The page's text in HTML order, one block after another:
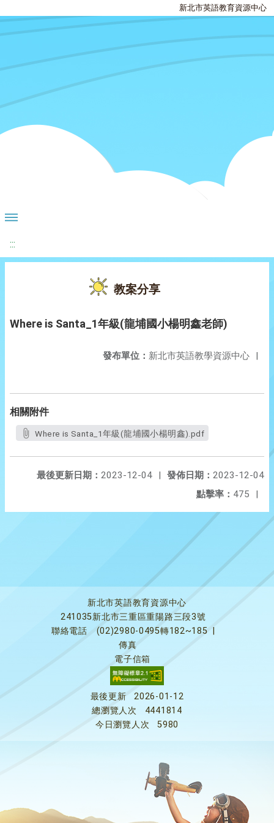
新北市英語教育資源中心
:::
教案分享
Where is Santa_1年級(龍埔國小楊明鑫老師)
發布單位： 新北市英語教學資源中心 |
相關附件
Where is Santa_1年級(龍埔國小楊明鑫).pdf
發佈日期： 2023-12-04
最後更新日期： 2023-12-04
|
點擊率： 475 |
新北市英語教育資源中心
241035新北市三重區重陽路三段3號
聯絡電話
(02)2980-0495轉182~185
傳真
電子信箱
最後更新
2026-01-12
總瀏覽人次
4441814
今日瀏覽人次
5980